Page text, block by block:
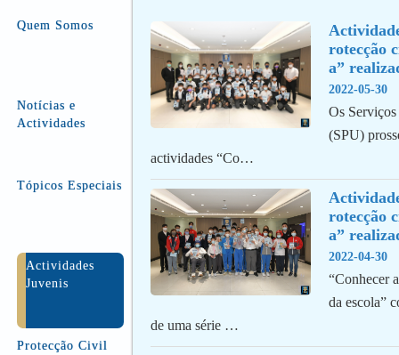
Quem Somos
Notícias e
Actividades
Tópicos Especiais
Actividades
Juvenis
Protecção Civil
rotecção
a”
2022-05-30
Os
(SPU)
actividades “Co…
rotecção
a”
2022-04-30
“Conhecer
da escola”
de uma série …